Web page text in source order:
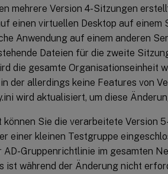
mehrere Version 4-Sitzungen
einen virtuellen Desktop auf einem
Anwendung auf einem anderen
Dateien für die zweite
die gesamte Organisationseinheit
der allerdings keine Features von
wird aktualisiert, um diese
können Sie die verarbeitete Version
einer kleinen Testgruppe
AD-Gruppenrichtlinie im gesamten
ist während der Änderung nicht